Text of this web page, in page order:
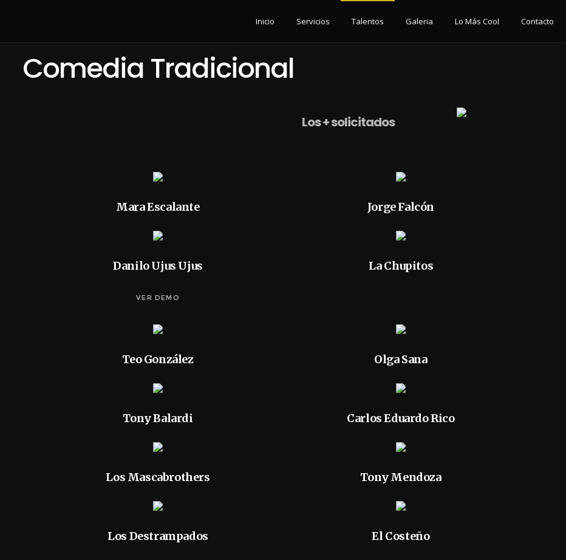
Inicio Servicios Talentos Galeria Lo Más Cool Contacto
Comedia Tradicional
Los + solicitados
Mara Escalante Jorge Falcón
Danilo Ujus Ujus
VER DEMO
La Chupitos
Teo González Olga Sana
Tony Balardi Carlos Eduardo Rico
Los Mascabrothers Tony Mendoza
Los Destrampados El Costeño